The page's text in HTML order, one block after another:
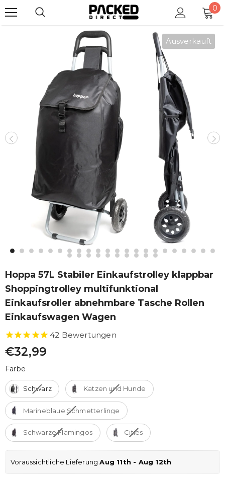
0
Ausverkauft
Hoppa 57L Stabiler Einkaufstrolley klappbar
Shoppingtrolley multifunktional
Einkaufsroller abnehmbare Tasche Rollen
Einkaufswagen Wagen
42 Bewertungen
€32,99
Farbe
Schwarz Katzen und Hunde
Marineblaue Schmetterlinge
Schwarze Flamingos Cities
Voraussichtliche Lieferung Aug 11th - Aug 12th